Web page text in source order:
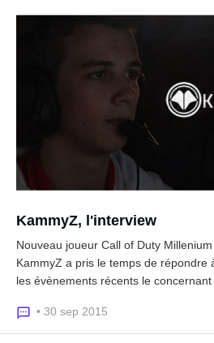
KammyZ, l'interview
Nouveau joueur Call of Duty
KammyZ a pris le temps de répondre
les évènements récents le
• 30 sep 2015